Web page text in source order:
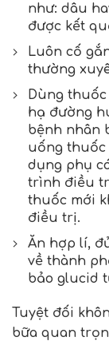
như: dâu
được kết
Luôn cố
thường
Dùng
hạ đường
bệnh nhân
uống thuốc
dụng phụ
trình điều
thuốc mới
điều trị.
Ăn hợp lí,
về thành
bảo glucid
Tuyệt đối
bữa quan